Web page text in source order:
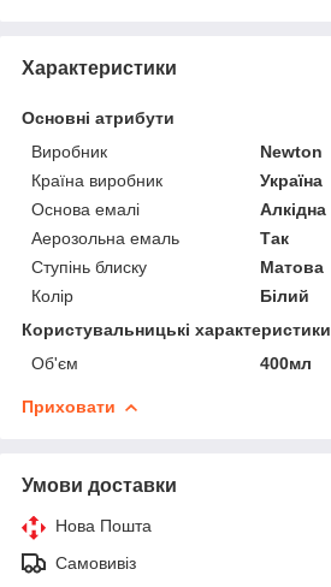
Характеристики
Основні атрибути
Виробник
Newton
Країна виробник
Україна
Основа емалі
Алкідна
Аерозольна емаль
Так
Ступінь блиску
Матова
Колір
Білий
Користувальницькі характеристики
Об'єм
400мл
Приховати
Умови доставки
Нова Пошта
Самовивіз